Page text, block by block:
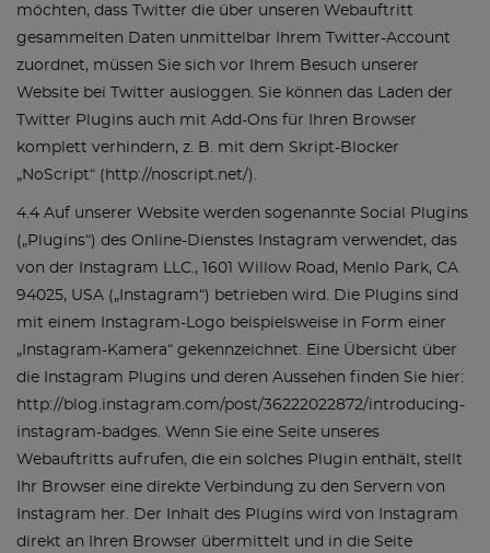
möchten, dass Twitter die über unseren Webauftritt
gesammelten Daten unmittelbar Ihrem Twitter-Account
zuordnet, müssen Sie sich vor Ihrem Besuch unserer
Website bei Twitter ausloggen. Sie können das Laden der
Twitter Plugins auch mit Add-Ons für Ihren Browser
komplett verhindern, z. B. mit dem Skript-Blocker
„NoScript“ (http://noscript.net/).
4.4 Auf unserer Website werden sogenannte Social Plugins
(„Plugins“) des Online-Dienstes Instagram verwendet, das
von der Instagram LLC., 1601 Willow Road, Menlo Park, CA
94025, USA („Instagram“) betrieben wird. Die Plugins sind
mit einem Instagram-Logo beispielsweise in Form einer
„Instagram-Kamera“ gekennzeichnet. Eine Übersicht über
die Instagram Plugins und deren Aussehen finden Sie hier:
http://blog.instagram.com/post/36222022872/introducing-
instagram-badges. Wenn Sie eine Seite unseres
Webauftritts aufrufen, die ein solches Plugin enthält, stellt
Ihr Browser eine direkte Verbindung zu den Servern von
Instagram her. Der Inhalt des Plugins wird von Instagram
direkt an Ihren Browser übermittelt und in die Seite